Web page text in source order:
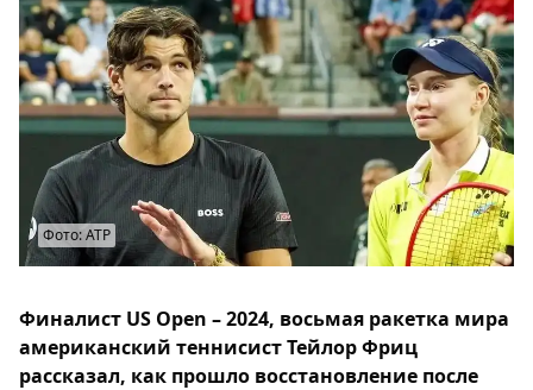
Фото: ATP
Финалист US Open – 2024, восьмая ракетка мира
американский теннисист Тейлор Фриц
рассказал, как прошло восстановление после